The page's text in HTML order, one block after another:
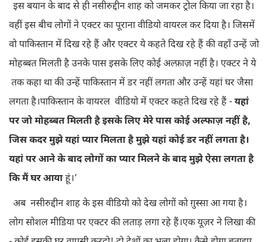
इस बयान के बाद से ही नसीरुद्दीन शाह को जमकर ट्रोल किया जा रहा है।
वहीं इस बीच लोगों ने एक्टर का पूराना वीडियो वायरल कर दिया है। जिसमें
वो पाकिस्तान में दिख रहे हैं और एक्टर ये कहते दिख रहे हैं की वहाँ उन्हें जो
मोहब्बत मिलती है उनके पास इसके लिए कोई अल्फ़ाज़ नहीं है। एक्टर ने ये
तक कहा था की उन्हें पाकिस्तान में डर नहीं लगता और उन्हें यहां घर जैसा
लगता है।पाकिस्तान के वायरल वीडियो में एक्टर कहते दिख रहे हैं -यहां
पर जो मोहब्बत मिलती है इसके लिए मेरे पास कोई अल्फाज़ नहीं है,
जिस कदर मुझे यहां प्यार मिलता है मुझे यहां कोई डर नहीं लगता है।
यहां पर आने के बाद लोगों का प्यार मिलने के बाद मुझे ऐसा लगता है
कि मैं घर आयाहूं।’
अब नसीरुद्दीन शाह के इस वीडियो को देख लोगों को ग़ुस्सा आ गया है।
लोग सोशल मीडिया पर एक्टर की लताड़ लगा रहे हैं।एक यूज़र ने लिखा की